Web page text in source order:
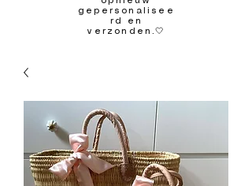
gepersonalisee
rd en
verzonden.🤍